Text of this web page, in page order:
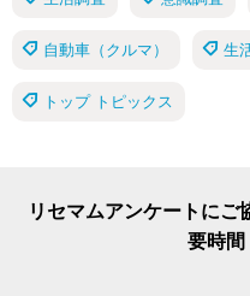
自動車（クルマ） 生
トップ トピックス
リセマムアンケートにご
要時間